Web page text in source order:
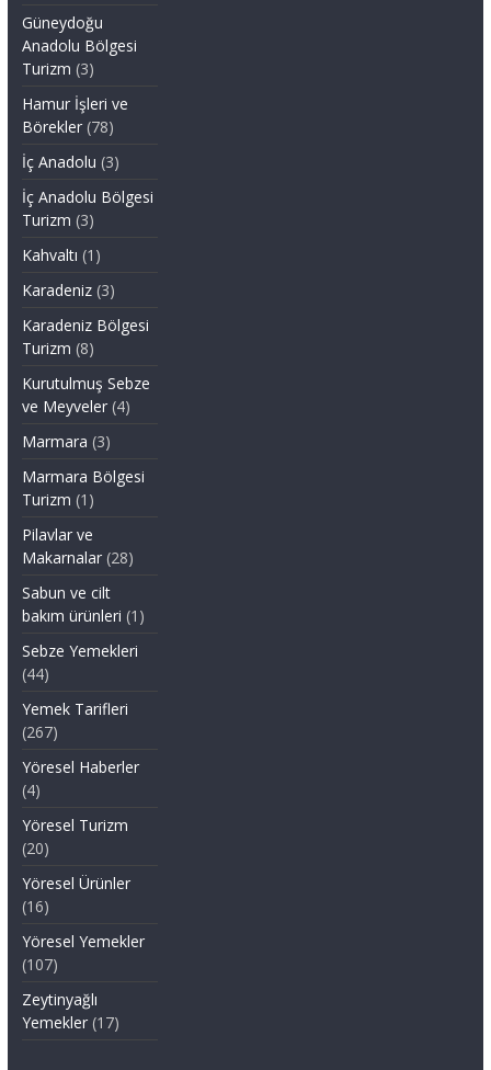
Güneydoğu
Anadolu Bölgesi
Turizm (3)
Hamur İşleri ve
Börekler(78)
İç Anadolu (3)
İç Anadolu Bölgesi
Turizm (3)
Kahvaltı (1)
Karadeniz(3)
Karadeniz Bölgesi
Turizm (8)
Kurutulmuş Sebze
ve Meyveler(4)
Marmara (3)
Marmara Bölgesi
Turizm (1)
Pilavlar ve
Makarnalar(28)
Sabun ve cilt
bakım ürünleri (1)
Sebze Yemekleri
(44)
Yemek Tarifleri
(267)
Yöresel Haberler
(4)
Yöresel Turizm
(20)
Yöresel Ürünler
(16)
Yöresel Yemekler
(107)
Zeytinyağlı
Yemekler(17)